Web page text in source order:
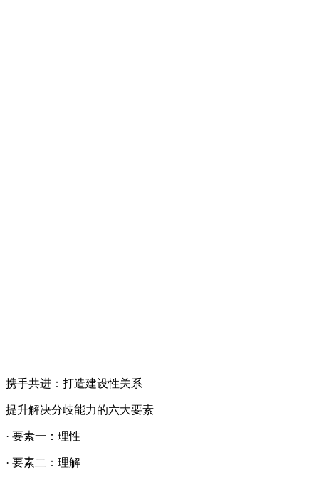
携手共进：打造建设性关系
提升解决分歧能力的六大要素
· 要素一：理性
· 要素二：理解